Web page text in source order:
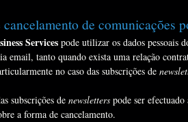
cancelamento de comunicações
Services pode utilizar os dados pessoais
email, tanto quando exista uma relação
no caso das subscrições de
subscrições de newsletters pode ser
a forma de cancelamento.